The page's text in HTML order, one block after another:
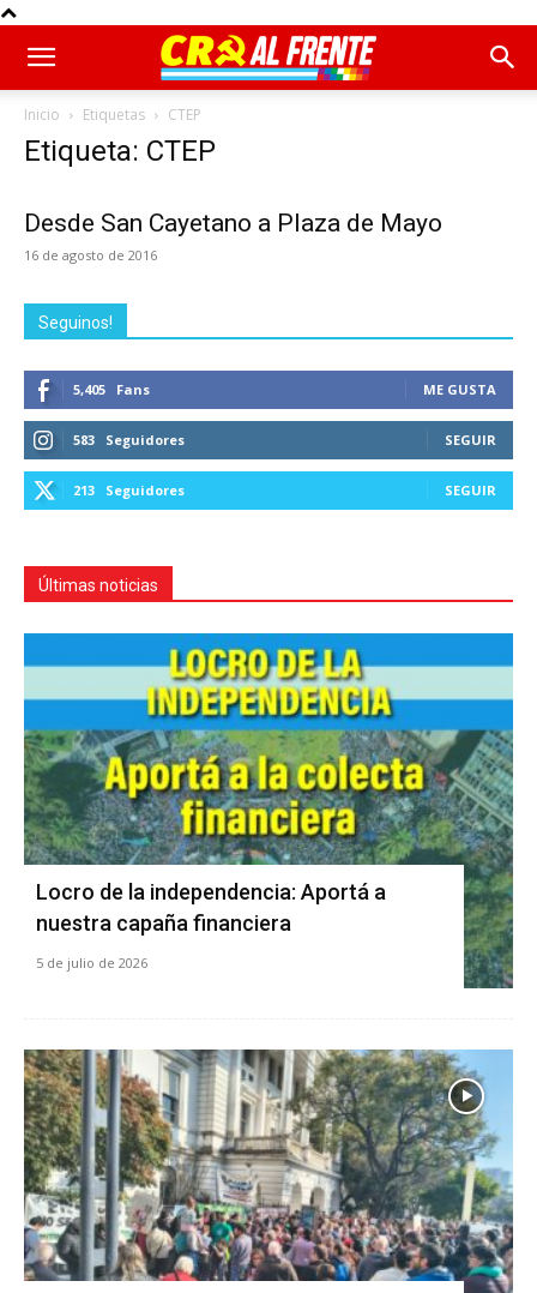
Inicio Etiquetas CTEP
Etiqueta: CTEP
Desde San Cayetano a Plaza de Mayo
16 de agosto de 2016
Seguinos!
5,405 Fans ME GUSTA
583 Seguidores SEGUIR
213 Seguidores SEGUIR
Últimas noticias
Locro de la independencia: Aportá a
nuestra capaña financiera
5 de julio de 2026